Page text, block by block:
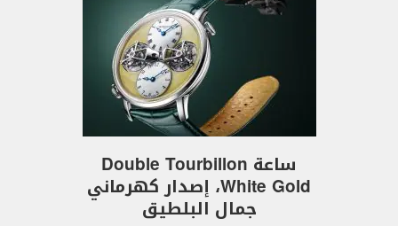
ساعة Double Tourbillon
White Gold، إصدار كهرماني
جمال البلطيق